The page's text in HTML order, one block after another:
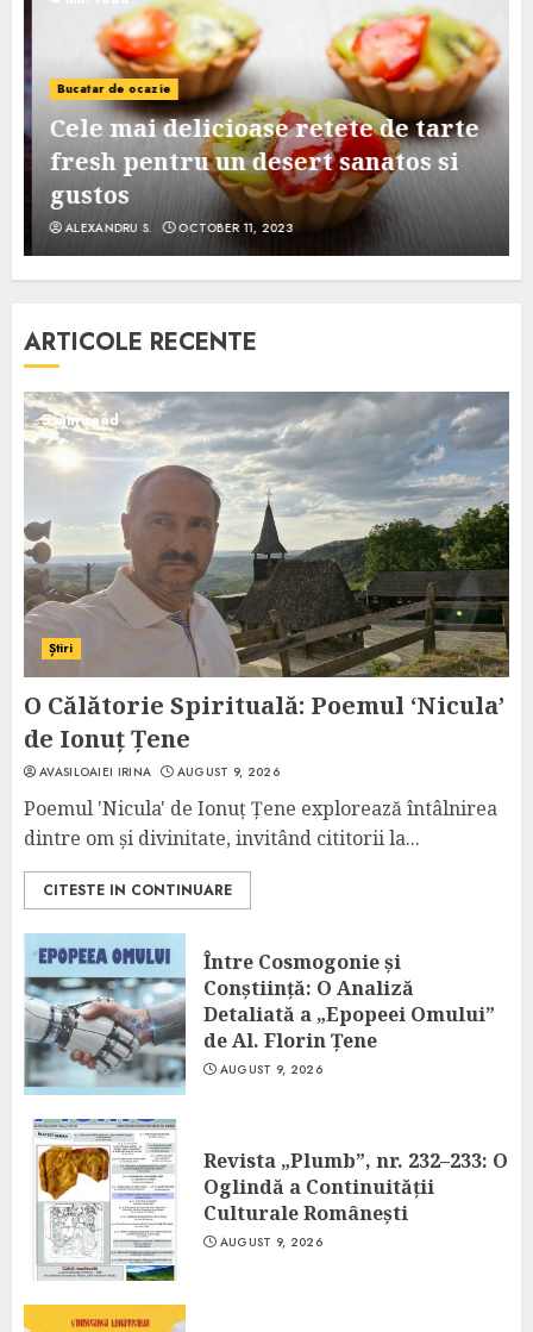
Bucatar de ocazie
Cele mai delicioase retete de tarte
fresh pentru un desert sanatos si
gustos
ALEXANDRU S. OCTOBER 11, 2023
ARTICOLE RECENTE
5 min read
Știri
O Călătorie Spirituală: Poemul ‘Nicula’
de Ionuț Țene
AVASILOAIEI IRINA AUGUST 9, 2026
Poemul 'Nicula' de Ionuț Țene explorează întâlnirea
dintre om și divinitate, invitând cititorii la...
CITESTE IN CONTINUARE
Între Cosmogonie și
Conștiință: O Analiză
Detaliată a „Epopeei Omului”
de Al. Florin Țene
AUGUST 9, 2026
Revista „Plumb”, nr. 232–233: O
Oglindă a Continuității
Culturale Românești
AUGUST 9, 2026